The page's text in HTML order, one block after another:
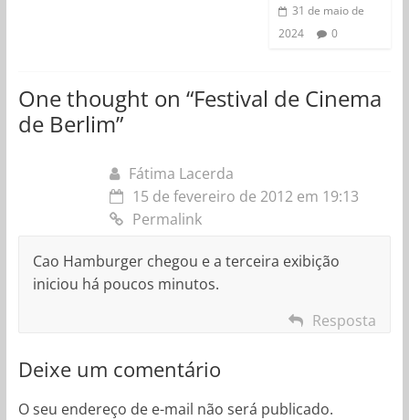
31 de maio de
2024
0
One thought on “Festival de Cinema
de Berlim”
Fátima Lacerda
15 de fevereiro de 2012 em 19:13
Permalink
Cao Hamburger chegou e a terceira exibição
iniciou há poucos minutos.
Resposta
Deixe um comentário
O seu endereço de e-mail não será publicado.